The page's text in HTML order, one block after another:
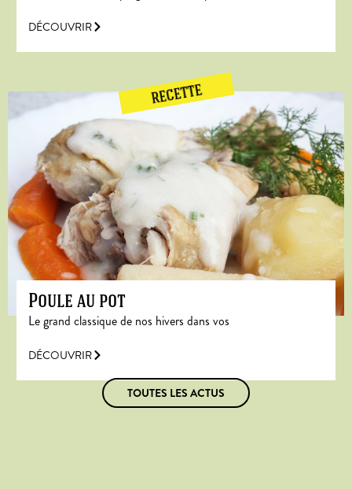
DÉCOUVRIR
RECETTE
Poule au pot
Le grand classique de nos hivers dans vos
DÉCOUVRIR
TOUTES LES ACTUS